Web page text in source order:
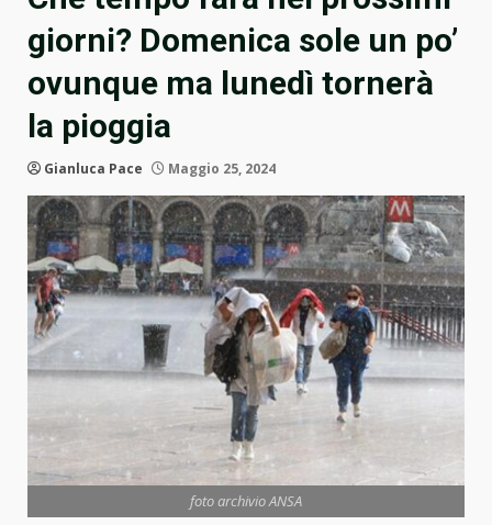
giorni? Domenica sole un po’
ovunque ma lunedì tornerà
la pioggia
Gianluca Pace Maggio 25, 2024
foto archivio ANSA